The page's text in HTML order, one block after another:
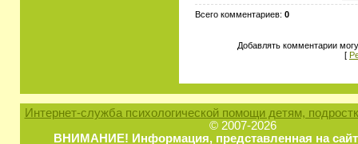
Всего комментариев: 0
Добавлять комментарии
[
Интернет-служба психологической помощи детям,
© 2007-2026
ВНИМАНИЕ! Информация, представленная на